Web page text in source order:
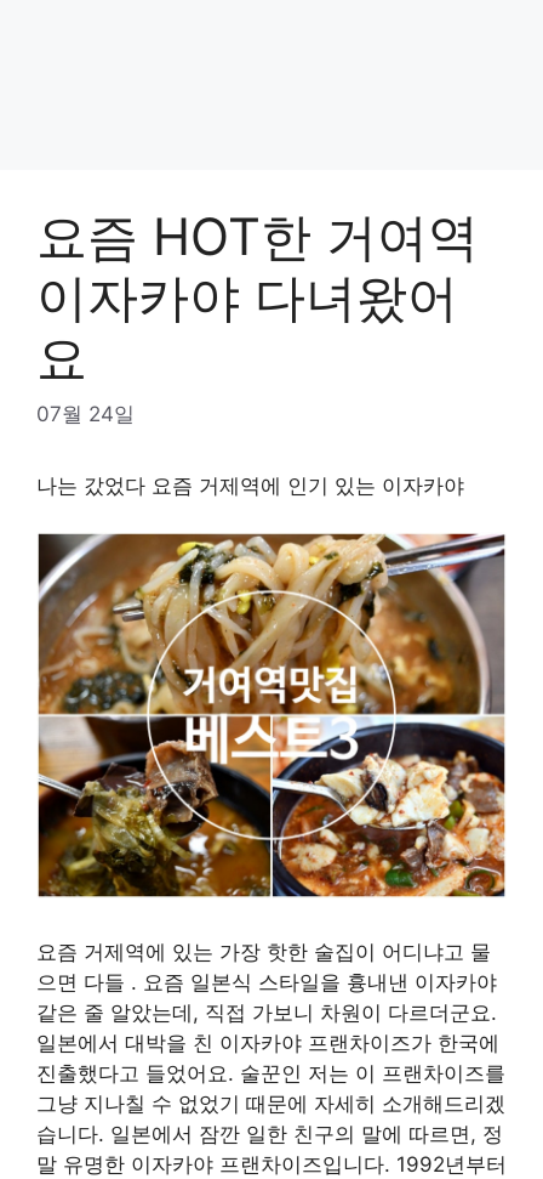
요즘 HOT한 거여역
이자카야 다녀왔어
요
07월 24일
나는 갔었다 요즘 거제역에 인기 있는 이자카야
요즘 거제역에 있는 가장 핫한 술집이 어디냐고 물
으면 다들 . 요즘 일본식 스타일을 흉내낸 이자카야
같은 줄 알았는데, 직접 가보니 차원이 다르더군요.
일본에서 대박을 친 이자카야 프랜차이즈가 한국에
진출했다고 들었어요. 술꾼인 저는 이 프랜차이즈를
그냥 지나칠 수 없었기 때문에 자세히 소개해드리겠
습니다. 일본에서 잠깐 일한 친구의 말에 따르면, 정
말 유명한 이자카야 프랜차이즈입니다. 1992년부터